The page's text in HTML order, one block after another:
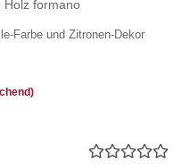
Holz formano
Farbe und Zitronen-Dekor